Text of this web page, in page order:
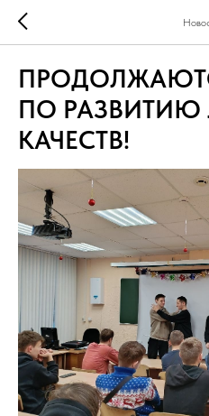
ПО РАЗВИТИЮ
КАЧЕСТВ!